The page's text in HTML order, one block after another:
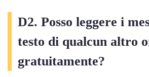
D2. Posso leggere i
testo di qualcun altro
gratuitamente?